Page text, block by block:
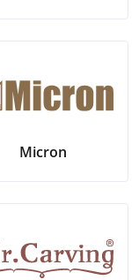
Micron